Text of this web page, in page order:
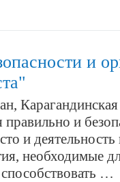
и
и
и
необходимые
…